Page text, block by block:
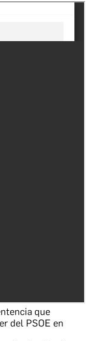
que
del PSOE en